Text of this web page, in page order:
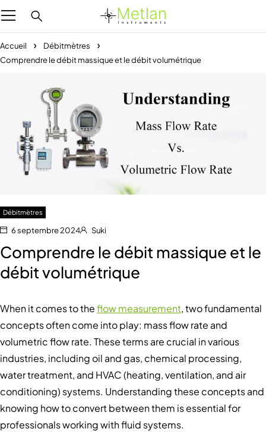
Accueil
Débitmètres
Comprendre le débit massique et le débit volumétrique
Débitmètres
6 septembre 2024 Suki
Comprendre le débit massique et le
débit volumétrique
When it comes to theflow measurement, two fundamental
concepts often come into play: mass flow rate and
volumetric flow rate. These terms are crucial in various
industries, including oil and gas, chemical processing,
water treatment, and HVAC (heating, ventilation, and air
conditioning) systems. Understanding these concepts and
knowing how to convert between them is essential for
professionals working with fluid systems.